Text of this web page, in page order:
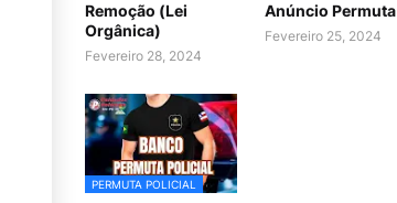
Remoção (Lei
Orgânica)
Fevereiro 28, 2024
Anúncio Permuta
Fevereiro 25, 2024
PERMUTA POLICIAL